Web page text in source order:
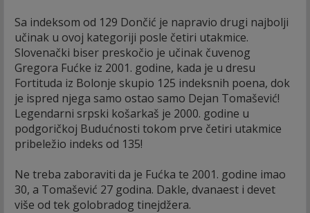
Sa indeksom od 129 Dončić je napravio drugi najbolji
učinak u ovoj kategoriji posle četiri utakmice.
Slovenački biser preskočio je učinak čuvenog
Gregora Fućke iz 2001. godine, kada je u dresu
Fortituda iz Bolonje skupio 125 indeksnih poena, dok
je ispred njega samo ostao samo Dejan Tomašević!
Legendarni srpski košarkaš je 2000. godine u
podgoričkoj Budućnosti tokom prve četiri utakmice
pribeležio indeks od 135!
Ne treba zaboraviti da je Fućka te 2001. godine imao
30, a Tomašević 27 godina. Dakle, dvanaest i devet
više od tek golobradog tinejdžera.